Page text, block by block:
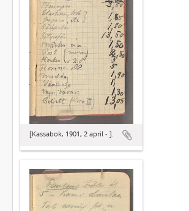
[Kassabok, 1901, 2 april - ].